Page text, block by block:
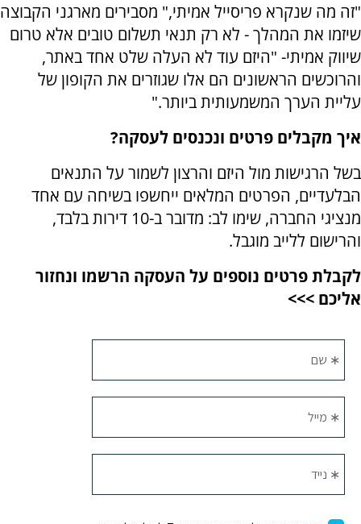
"זה מה שנקרא פריסייל אמיתי," מסבירים מארגני הקבוצה
שיזמו את המהלך - לא רק תנאי תשלום טובים אלא טרום
שיווק אמיתי- "היזם עוד לא העלה שלט אחד באתר,
והרוכשים הראשונים הם אלו שגוזרים את הקופון של
עליית הערך המשמעותית ביותר."
איך מקבלים פרטים ונכנסים לעסקה?
בשל הרגישות מול היזם והרצון לשמור על התנאים
הבלעדיים, הפרטים המלאים ייחשפו בשיחה עם אחד
מנציגי החברה, שימו לב: מדובר ב-10 דירות בלבד,
והרישום ללייב מוגבל.
לקבלת פרטים נוספים על העסקה הרשמו ונחזור
אליכם >>>